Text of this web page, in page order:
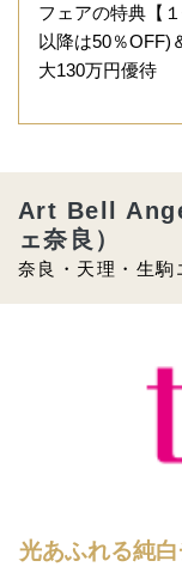
フェアの特典【
以降は50％OFF)
大130万円優待
奈良・天理・生駒
Art Bell
ェ奈良）
光あふれる純